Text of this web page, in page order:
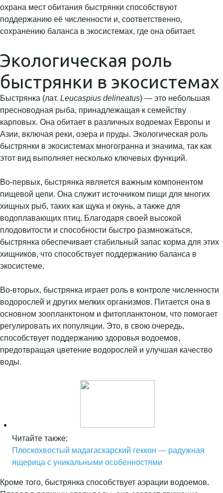
охрана мест обитания быстрянки способствуют
поддержанию её численности и, соответственно,
сохранению баланса в экосистемах, где она обитает.
Экологическая роль
быстрянки в экосистемах
Быстрянка (лат. Leucaspius delineatus) — это небольшая
пресноводная рыба, принадлежащая к семейству
карповых. Она обитает в различных водоемах Европы и
Азии, включая реки, озера и пруды. Экологическая роль
быстрянки в экосистемах многогранна и значима, так как
этот вид выполняет несколько ключевых функций.
Во-первых, быстрянка является важным компонентом
пищевой цепи. Она служит источником пищи для многих
хищных рыб, таких как щука и окунь, а также для
водоплавающих птиц. Благодаря своей высокой
плодовитости и способности быстро размножаться,
быстрянка обеспечивает стабильный запас корма для этих
хищников, что способствует поддержанию баланса в
экосистеме.
Во-вторых, быстрянка играет роль в контроле численности
водорослей и других мелких организмов. Питается она в
основном зоопланктоном и фитопланктоном, что помогает
регулировать их популяции. Это, в свою очередь,
способствует поддержанию здоровья водоемов,
предотвращая цветение водорослей и улучшая качество
воды.
Читайте также:
Плоскохвостый мадагаскарский геккон — радужная
ящерица с уникальными особенностями
Кроме того, быстрянка способствует аэрации водоемов.